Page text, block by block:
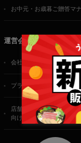
お中元・お歳暮ご贈答マ
運営会社
会社概要
プライバシーポリシー
店舗・法人・生産者様
向けのお問い合わせ